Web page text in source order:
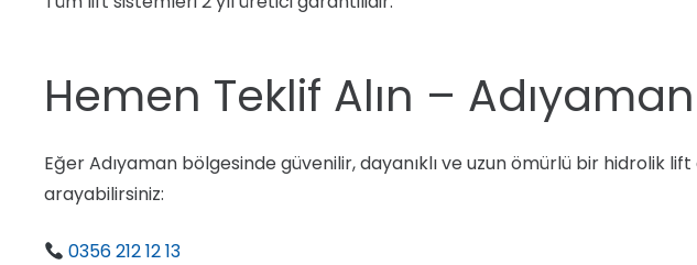
Hemen Teklif Alın –
Eğer Adıyaman bölgesinde güvenilir, dayanıklı ve uzun ömürlü bir hidrolik
arayabilirsiniz:
0356 212 12 13